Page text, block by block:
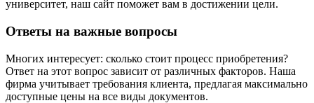
университет, наш сайт поможет вам в достижении цели.
Ответы на важные вопросы
Многих интересует: сколько стоит процесс приобретения?
Ответ на этот вопрос зависит от различных факторов. Наша
фирма учитывает требования клиента, предлагая максимально
доступные цены на все виды документов.